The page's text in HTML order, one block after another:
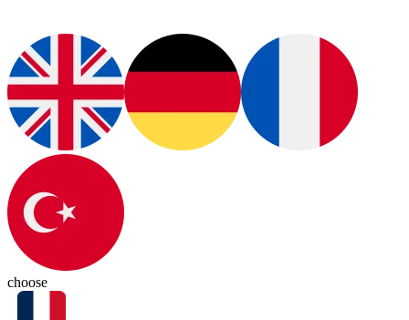
choose